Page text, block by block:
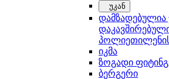
უკან
დამზადებულია
იკმა
ზოგადი
ბერგერი